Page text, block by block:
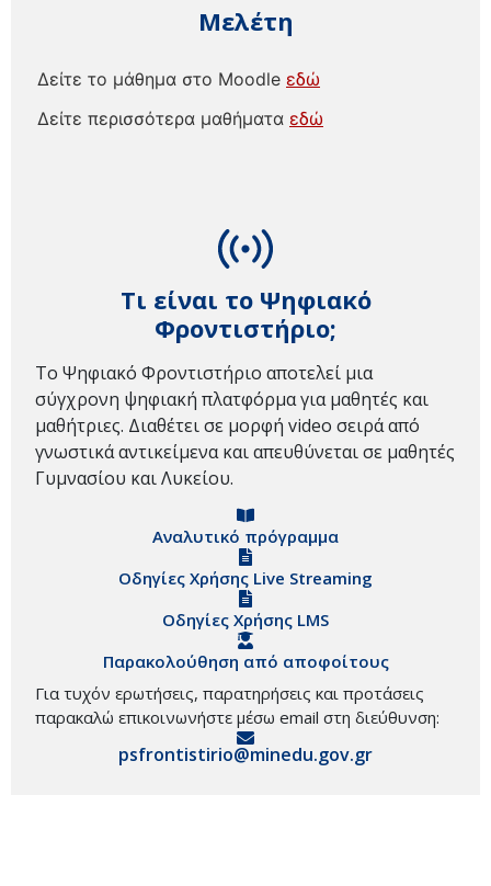
Τι είναι το Ψηφιακό
Φροντιστήριο;
Το Ψηφιακό Φροντιστήριο αποτελεί μια
σύγχρονη ψηφιακή πλατφόρμα για μαθητές και
μαθήτριες. Διαθέτει σε μορφή video σειρά από
γνωστικά αντικείμενα και απευθύνεται σε μαθητές
Γυμνασίου και Λυκείου.
Αναλυτικό πρόγραμμα
Οδηγίες Χρήσης Live Streaming
Οδηγίες Χρήσης LMS
Παρακολούθηση από αποφοίτους
Για τυχόν ερωτήσεις, παρατηρήσεις και προτάσεις
παρακαλώ επικοινωνήστε μέσω email στη διεύθυνση:
psfrontistirio@minedu.gov.gr
Μελέτη
Δείτε το μάθημα στο Moodle εδώ
Δείτε περισσότερα μαθήματα εδώ